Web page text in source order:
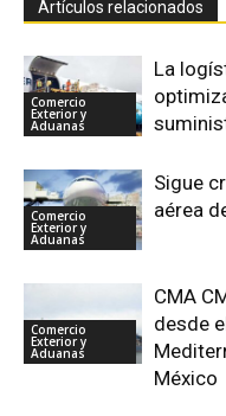
Artículos relacionados
Comercio
Exterior y
Aduanas
La
Comercio
Exterior y
Aduanas
Sigue
aérea
Comercio
Exterior y
Aduanas
CMA
desde
México